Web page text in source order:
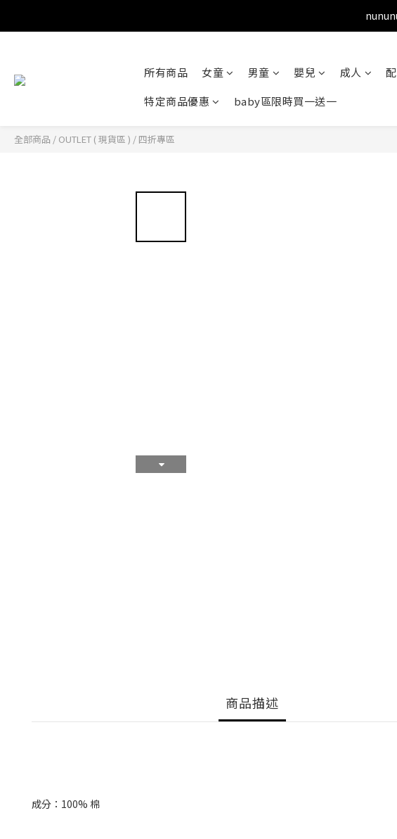
所有商品 女童 男童 嬰兒 成人
特定商品優惠
baby區限時買一送一
全部商品 / OUTLET ( 現貨區 ) / 四折專區
商品描述
成分：100% 棉